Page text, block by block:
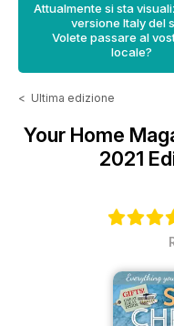
Attualmente si sta
versione Italy del
Volete passare al
locale?
< Ultima edizione
Your Home
2021